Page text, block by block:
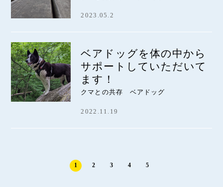
2023.05.2
ベアドッグを体の中から
サポートしていただいて
ます！
クマとの共存 ベアドッグ
2022.11.19
1 2 3 4 5